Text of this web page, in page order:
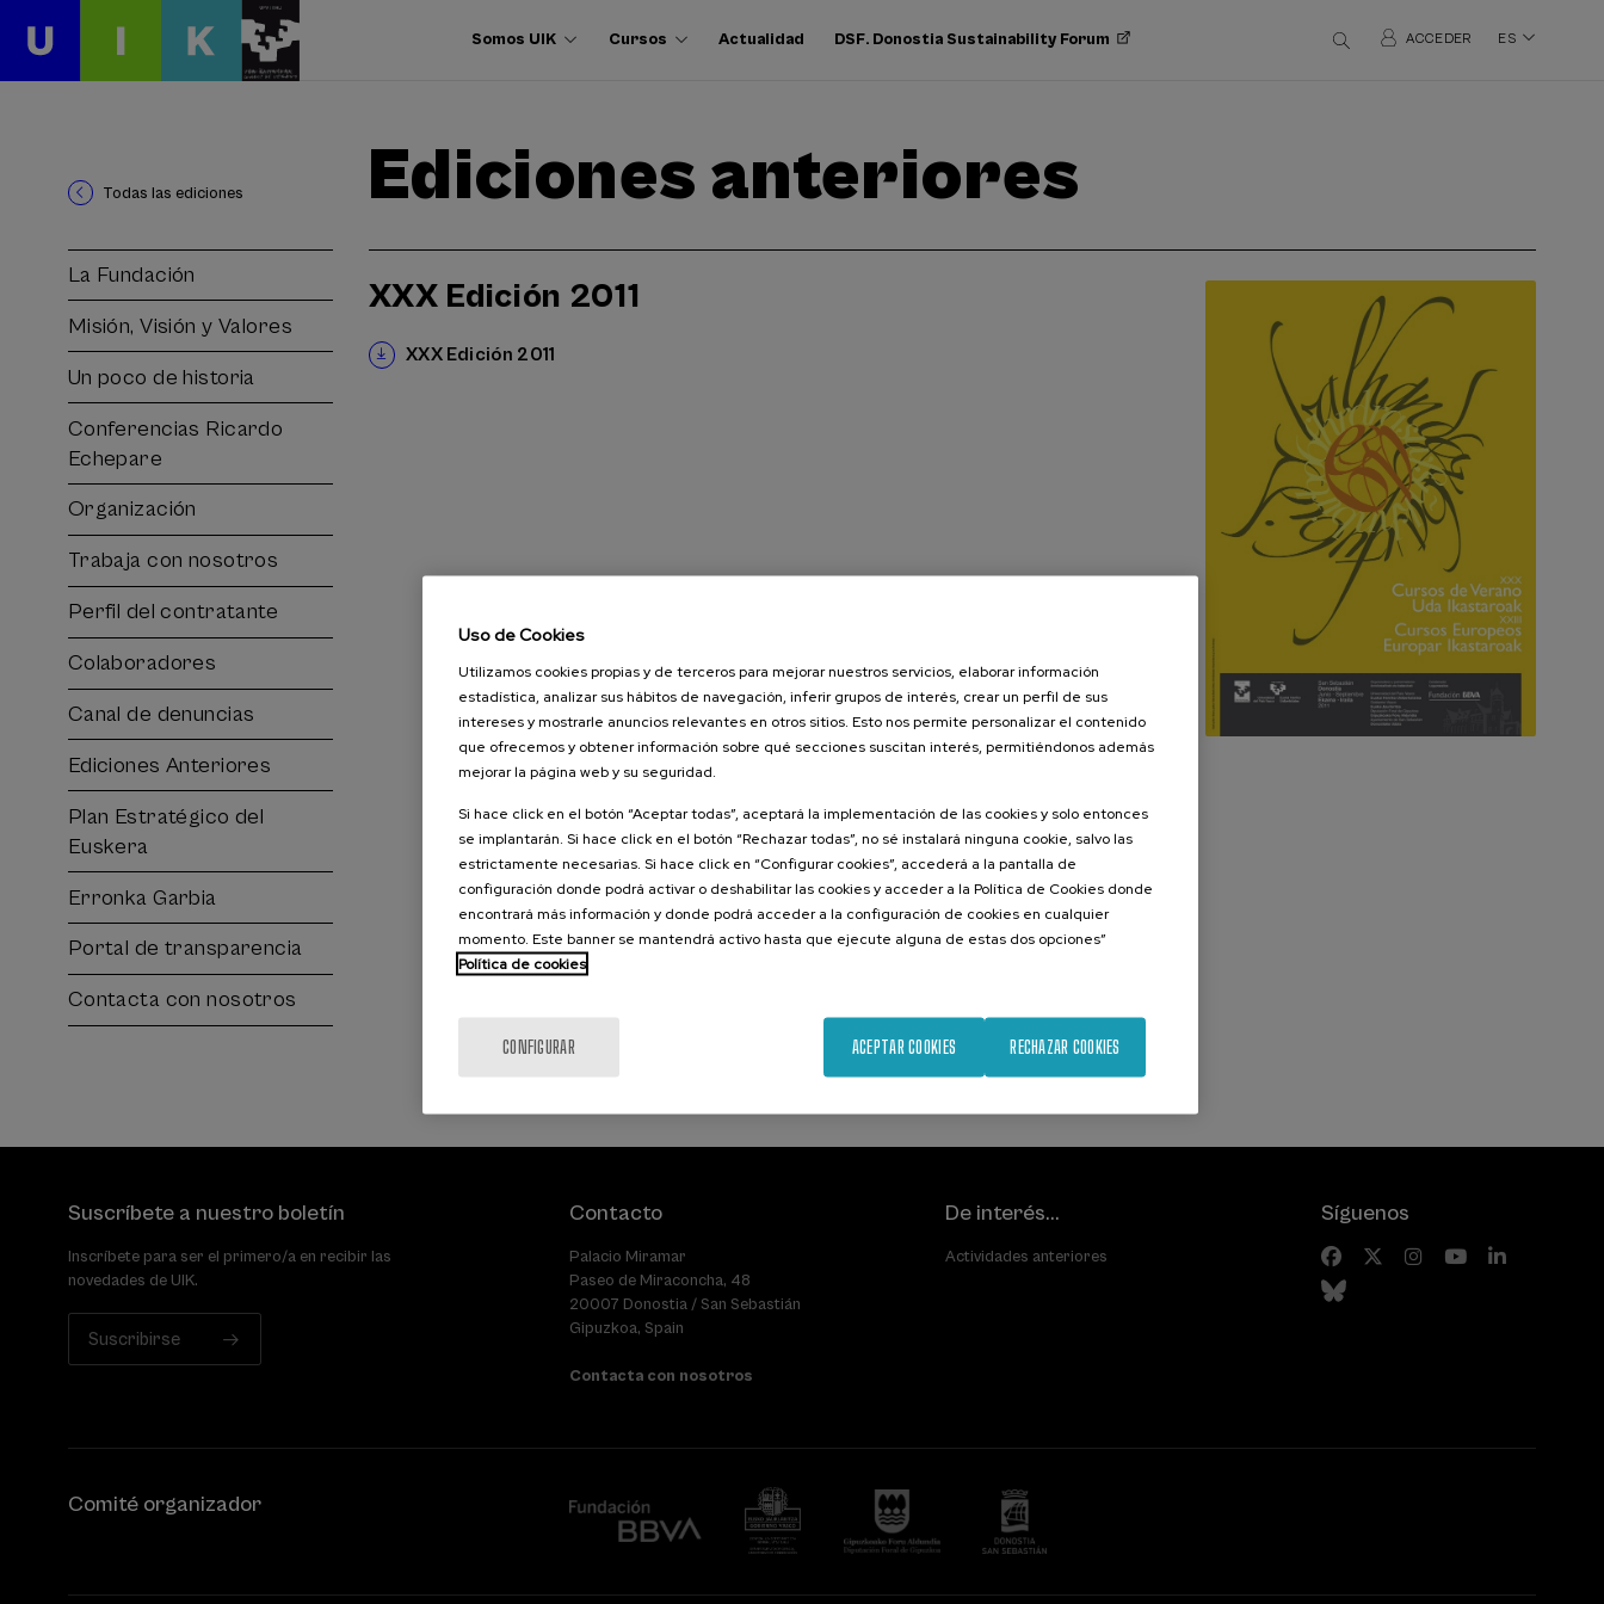
Somos UIK Cursos Actualidad DSF. Donostia Sustainability Forum ACCEDER ES
Todas las ediciones Ediciones anteriores
XXX Edición 2011
XXX Edición 2011
La Fundación
Misión, Visión y Valores
Un poco de historia
Conferencias Ricardo
Echepare
Organización
Trabaja con nosotros
Perfil del contratante
Colaboradores
Canal de denuncias
Ediciones Anteriores
Plan Estratégico del
Euskera
Erronka Garbia
Portal de transparencia
Contacta con nosotros
Suscríbete a nuestro boletín
Inscríbete para ser el primero/a en recibir las
novedades de UIK.
Suscribirse
Contacto
Palacio Miramar
Paseo de Miraconcha, 48
20007 Donostia / San Sebastián
Gipuzkoa, Spain
Contacta con nosotros
De interés...
Actividades anteriores
Síguenos
Comité organizador
Uso de Cookies
Utilizamos cookies propias y de terceros para mejorar nuestros servicios, elaborar información
estadística, analizar sus hábitos de navegación, inferir grupos de interés, crear un perfil de sus
intereses y mostrarle anuncios relevantes en otros sitios. Esto nos permite personalizar el contenido
que ofrecemos y obtener información sobre qué secciones suscitan interés, permitiéndonos además
mejorar la página web y su seguridad.
Si hace click en el botón “Aceptar todas”, aceptará la implementación de las cookies y solo entonces
se implantarán. Si hace click en el botón “Rechazar todas”, no sé instalará ninguna cookie, salvo las
estrictamente necesarias. Si hace click en “Configurar cookies”, accederá a la pantalla de
configuración donde podrá activar o deshabilitar las cookies y acceder a la Política de Cookies donde
encontrará más información y donde podrá acceder a la configuración de cookies en cualquier
momento. Este banner se mantendrá activo hasta que ejecute alguna de estas dos opciones”
Política de cookies
CONFIGURAR RECHAZAR COOKIES
ACEPTAR COOKIES